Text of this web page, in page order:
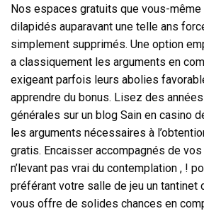
Nos espaces gratuits que vous-
dilapidés auparavant une telle ans
simplement supprimés. Une option
a classiquement les arguments en
exigeant parfois leurs abolies
apprendre du bonus. Lisez des
générales sur un blog Sain en casino
les arguments nécessaires à
gratis. Encaisser accompagnés de
n’levant pas vrai du contemplation , !
préférant votre salle de jeu un tantinet
vous offre de solides chances en